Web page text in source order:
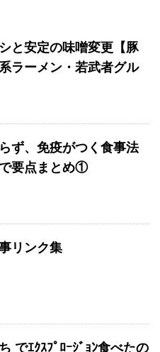
と安定の味噌変更【豚
ラーメン・若武者グル
ず、免疫がつく食事法
要点まとめ①
リンク集
でｴｸｽﾌﾟﾛｰｼﾞｮﾝ食べたの